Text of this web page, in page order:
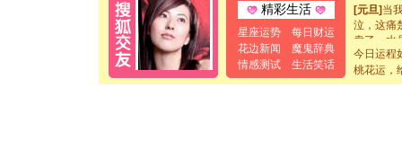
精彩生活
星座运势
每日财运
花边新闻
魔鬼辞典
情感测试
生活笑话
泣，这痛
卖了。水
[春节]
风
颜！冬去
道一声平
[春节]传
今日运程
桃花运，